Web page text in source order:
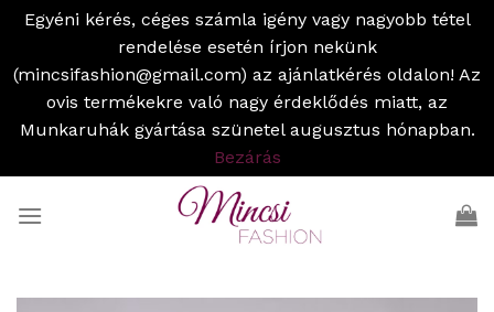
Egyéni kérés, céges számla igény vagy nagyobb tétel
rendelése esetén írjon nekünk
(mincsifashion@gmail.com) az ajánlatkérés oldalon! Az
ovis termékekre való nagy érdeklődés miatt, az
Munkaruhák gyártása szünetel augusztus hónapban.
Bezárás